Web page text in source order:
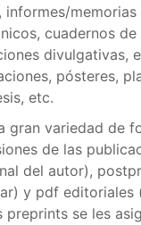
cuadernos
divulgativas,
pósteres,
etc.
gran variedad de
de las
del autor),
y pdf editoriales
se les